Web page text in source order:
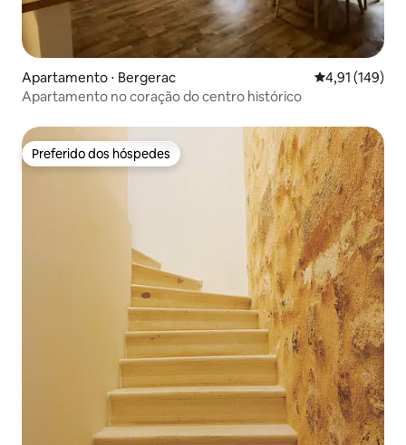
Apartamento ⋅ Bergerac 4,91 de uma
4,91 (149)
Apartamento no coração do centro histórico
Preferido dos hóspedes
Preferido dos hóspedes